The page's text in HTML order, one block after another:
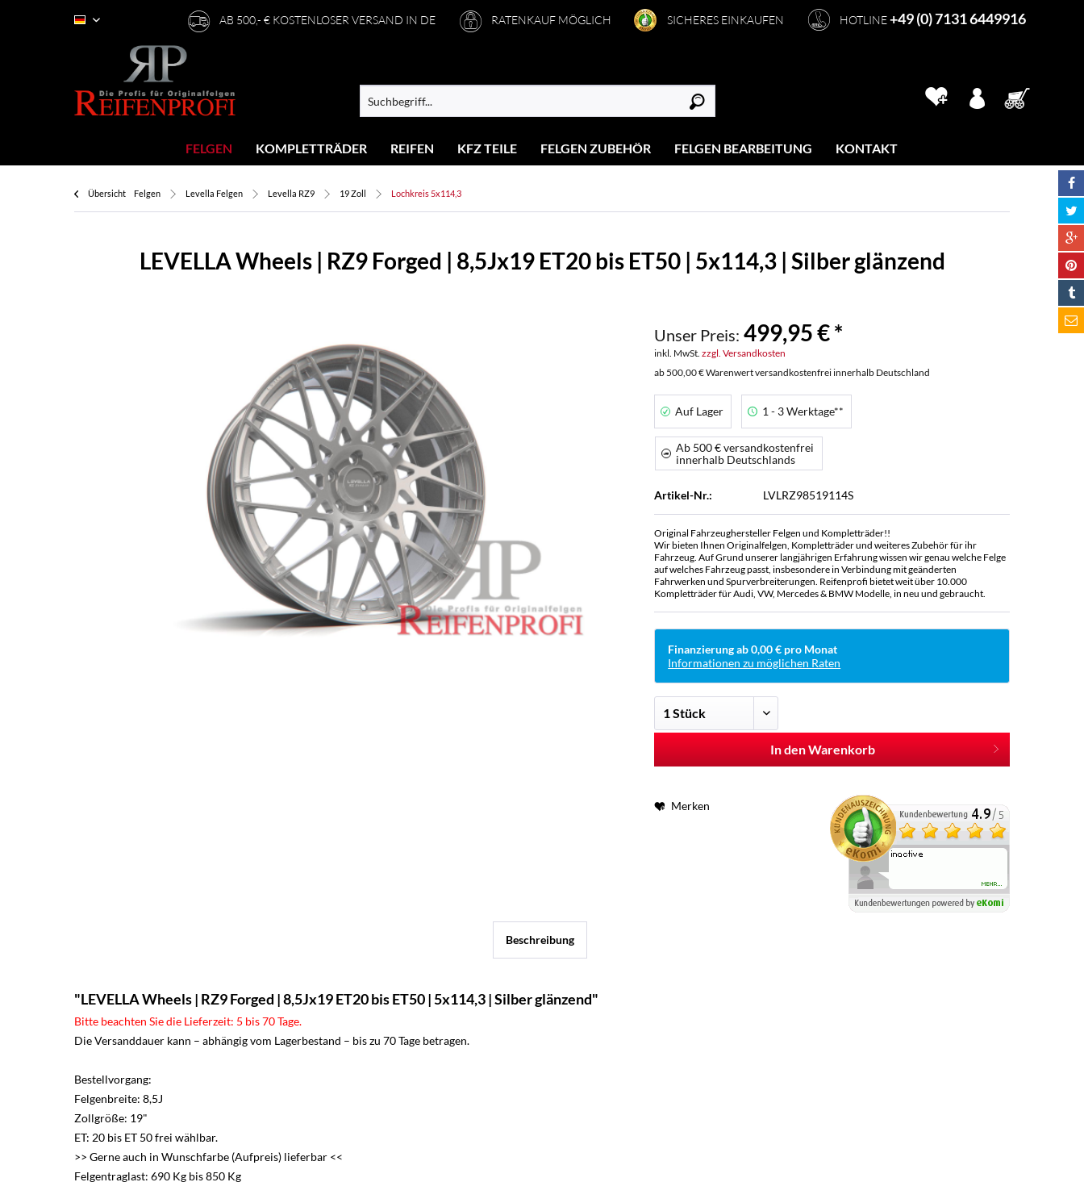
AB 500,- € KOSTENLOSER VERSAND IN DE RATENKAUF MÖGLICH SICHERES EINKAUFEN HOTLINE+49 (0) 7131 6449916
Deutsch
FELGEN KOMPLETTRÄDER REIFEN KFZ TEILE FELGEN ZUBEHÖR FELGEN BEARBEITUNG KONTAKT
Übersicht Felgen Levella Felgen Levella RZ9 19 Zoll Lochkreis 5x114,3
LEVELLA Wheels | RZ9 Forged | 8,5Jx19 ET20 bis ET50 | 5x114,3 | Silber glänzend
Unser Preis: 499,95 € *
inkl. MwSt.zzgl. Versandkosten
ab 500,00 € Warenwert versandkostenfrei innerhalb Deutschland
Auf Lager 1 - 3 Werktage**
Ab 500 € versandkostenfrei
innerhalb Deutschlands
Artikel-Nr.: LVLRZ98519114S
Original Fahrzeughersteller Felgen und Kompletträder!!
Wir bieten Ihnen Originalfelgen, Kompletträder und weiteres Zubehör für ihr
Fahrzeug. Auf Grund unserer langjährigen Erfahrung wissen wir genau welche Felge
auf welches Fahrzeug passt, insbesondere in Verbindung mit geänderten
Fahrwerken und Spurverbreiterungen. Reifenprofi bietet weit über 10.000
Kompletträder für Audi, VW, Mercedes & BMW Modelle, in neu und gebraucht.
Finanzierung ab 0,00 € pro Monat
Informationen zu möglichen Raten
In den Warenkorb
Merken
Beschreibung
"LEVELLA Wheels | RZ9 Forged | 8,5Jx19 ET20 bis ET50 | 5x114,3 | Silber glänzend"
Bitte beachten Sie die Lieferzeit: 5 bis 70 Tage.
Die Versanddauer kann – abhängig vom Lagerbestand – bis zu 70 Tage betragen.
Bestellvorgang:
Felgenbreite: 8,5J
Zollgröße: 19"
ET: 20 bis ET 50 frei wählbar.
>> Gerne auch in Wunschfarbe (Aufpreis) lieferbar <<
Felgentraglast: 690 Kg bis 850 Kg